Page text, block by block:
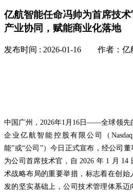
亿航智能任命冯帅为首席技
产业协同，赋能商业化落地
发布时间 : 2026-01-16 作者：
中国广州，2026年1月16日——全球领先
企业亿航智能控股有限公司（
能”或“公司”）今日正式宣布，经公司
为公司首席技术官，自 2026 年 1 月
术战略布局的重要举措，标志着在创
发的坚实基础上，公司技术管理体系